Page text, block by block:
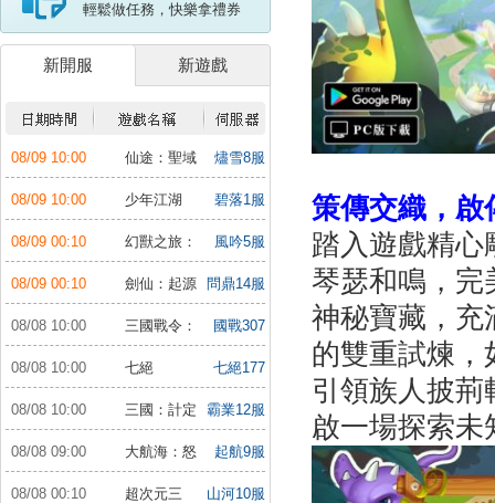
輕鬆做任務，快樂拿禮券
新開服 新遊戲
08/09 10:00
仙途：聖域
戰場
燼雪8服
08/09 10:00
少年江湖
行：福利版
碧落1服
08/09 00:10
幻獸之旅：
新紀元
風吟5服
08/09 00:10 劍仙：起源 問鼎14服
08/08 10:00
三國戰令：
戰略版
國戰307
服
08/08 10:00
七絕
七絕177
服
08/08 10:00
三國：計定
山河
霸業12服
08/08 09:00
大航海：怒
海遠征
起航9服
08/08 00:10
超次元三
山河10服
策傳交織 ， 啟
踏入遊戲精心
琴瑟和鳴，完
神秘寶藏，充
的雙重試煉，
引領族人披
啟一場探索